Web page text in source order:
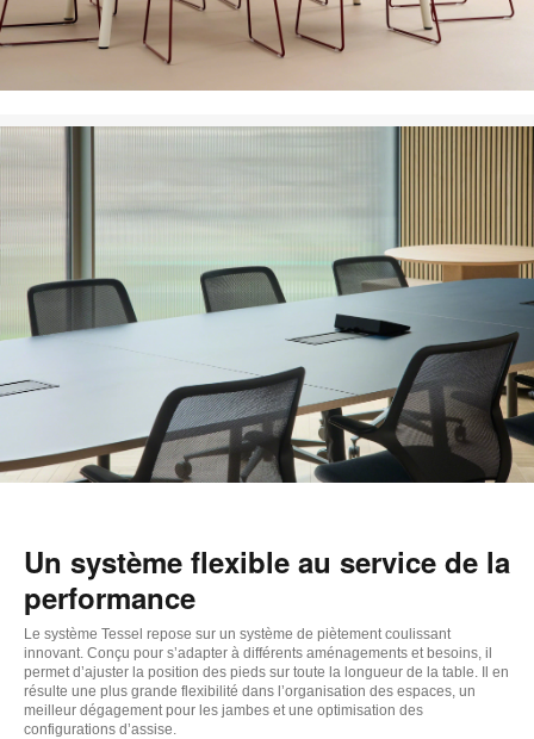
Un système flexible au service de la
performance
Le système Tessel repose sur un système de piètement coulissant
innovant. Conçu pour s’adapter à différents aménagements et besoins, il
permet d’ajuster la position des pieds sur toute la longueur de la table. Il en
résulte une plus grande flexibilité dans l’organisation des espaces, un
meilleur dégagement pour les jambes et une optimisation des
configurations d’assise.